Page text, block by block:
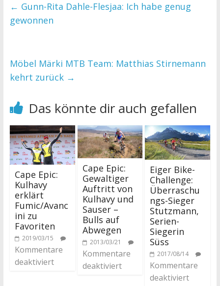
← Gunn-Rita Dahle-Flesjaa: Ich habe genug
gewonnen
Möbel Märki MTB Team: Matthias Stirnemann
kehrt zurück →
Das könnte dir auch gefallen
Cape Epic:
Kulhavy
erklärt
Fumic/Avanc
ini zu
Favoriten
2019/03/15
Kommentare
deaktiviert
Cape Epic:
Gewaltiger
Auftritt von
Kulhavy und
Sauser –
Bulls auf
Abwegen
2013/03/21
Kommentare
deaktiviert
Eiger Bike-
Challenge:
Überraschu
ngs-Sieger
Stutzmann,
Serien-
Siegerin
Süss
2017/08/14
Kommentare
deaktiviert